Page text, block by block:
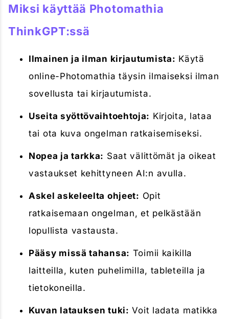
Miksi käyttää Photomathia
ThinkGPT:ssä
Ilmainen ja ilman kirjautumista: Käytä
online-Photomathia täysin ilmaiseksi ilman
sovellusta tai kirjautumista.
Useita syöttövaihtoehtoja: Kirjoita, lataa
tai ota kuva ongelman ratkaisemiseksi.
Nopea ja tarkka: Saat välittömät ja oikeat
vastaukset kehittyneen AI:n avulla.
Askel askeleelta ohjeet: Opit
ratkaisemaan ongelman, et pelkästään
lopullista vastausta.
Pääsy missä tahansa: Toimii kaikilla
laitteilla, kuten puhelimilla, tableteilla ja
tietokoneilla.
Kuvan latauksen tuki: Voit ladata matikka